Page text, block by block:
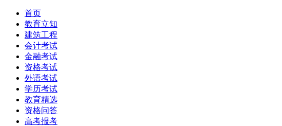
首页
教育立知
建筑工程
会计考试
金融考试
资格考试
外语考试
学历考试
教育精选
资格问答
高考报考